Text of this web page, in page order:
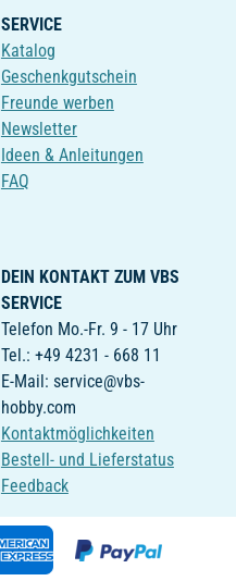
SERVICE
Katalog
Geschenkgutschein
Freunde werben
Newsletter
Ideen & Anleitungen
FAQ
DEIN KONTAKT ZUM VBS
SERVICE
Telefon Mo.-Fr. 9 - 17 Uhr
Tel.: +49 4231 - 668 11
E-Mail: service@vbs-
hobby.com
Kontaktmöglichkeiten
Bestell- und Lieferstatus
Feedback